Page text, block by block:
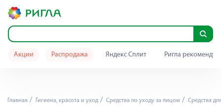
Акции Распродажа Яндекс Сплит Ригла
Главная Гигиена, красота и уход Средства по уходу за лицом Средства